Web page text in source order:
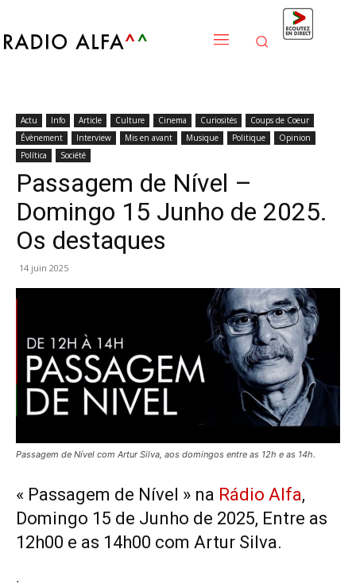
Actu Info Article Culture Cinema Curiosités
Coups de Coeur
Évènement
Interview Mis en avant Musique Politique
Opinion
Política
Société
Passagem de Nível –
Domingo 15 Junho de 2025.
Os destaques
14 juin 2025
Passagem de Nível com Artur Silva, aos domingos entre as 12h e as 14h.
« Passagem de Nível » na Rádio Alfa,
Domingo 15 de Junho de 2025, Entre as
12h00 e as 14h00 com Artur Silva.
.